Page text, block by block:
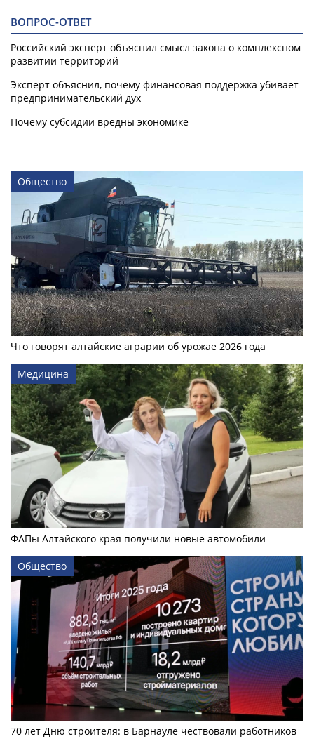
ВОПРОС-ОТВЕТ
Российский эксперт объяснил смысл закона о комплексном
развитии территорий
Эксперт объяснил, почему финансовая поддержка убивает
предпринимательский дух
Почему субсидии вредны экономике
Общество
Что говорят алтайские аграрии об урожае 2026 года
Медицина
ФАПы Алтайского края получили новые автомобили
Общество
70 лет Дню строителя: в Барнауле чествовали работников